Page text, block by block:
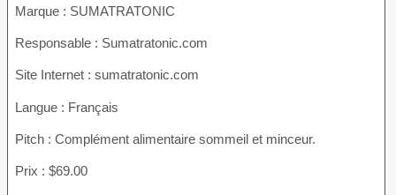
Marque : SUMATRATONIC
Responsable : Sumatratonic.com
Site Internet : sumatratonic.com
Langue : Français
Pitch : Complément alimentaire sommeil et minceur.
Prix : $69.00